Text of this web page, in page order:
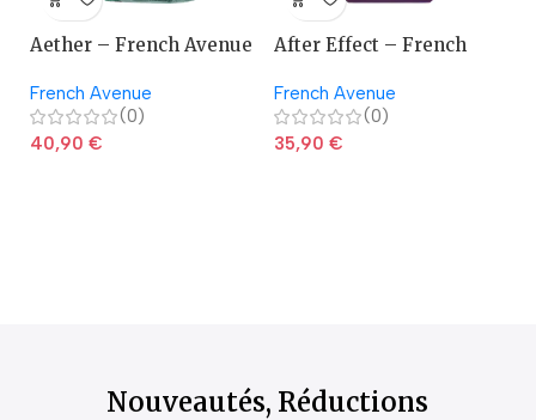
Aether – French Avenue
French Avenue
(0)
40,90 €
After Effect – French
French Avenue
(0)
35,90 €
Nouveautés, Réductions